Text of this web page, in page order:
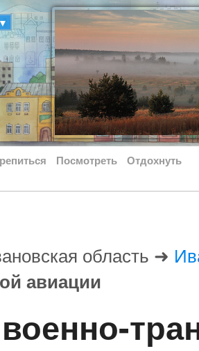
▼
Посмотреть Отдохнуть
область ➜
авиации